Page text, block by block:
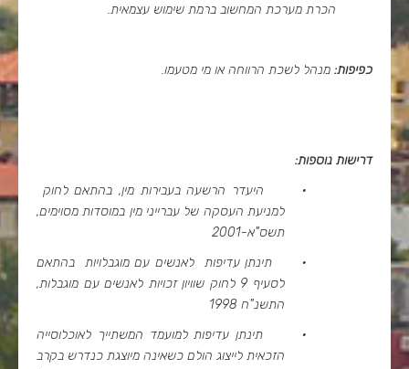
הכרת מערכת המחשוב ברמת שימוש עצמאית.
כפיפות: מנהל לשכת הרווחה או מי מטעמו.
דרישות נוספות:
·
היעדר הרשעה בעבירות מין, בהתאם לחוק
למניעת העסקה של עברייני מין במוסדות מסוימים,
תשס"א-2001
·
תינתן עדיפות לאנשים עם מוגבלויות בהתאם
לסעיף 9 לחוק שוויון זכויות לאנשים עם מוגבלות,
התשנ"ח 1998
·
תינתן עדיפות למועמד המשתייך לאוכלוסייה
הזכאית לייצוג הולם כשאינה מיוצגת כנדרש בקרב